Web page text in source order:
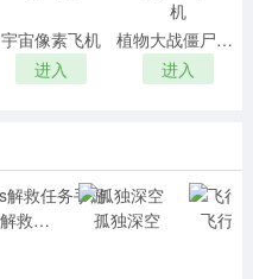
宇宙像素飞机
进入
植物大战僵尸单机
进入
fps解救任务手游 孤独深空